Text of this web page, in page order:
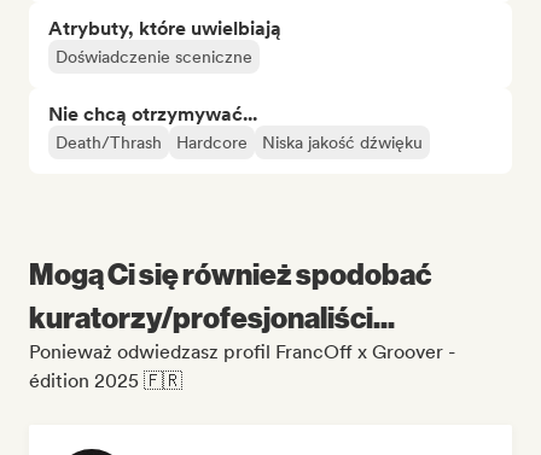
Atrybuty, które uwielbiają
Doświadczenie sceniczne
Nie chcą otrzymywać...
Death/Thrash Hardcore Niska jakość dźwięku
Mogą Ci się również spodobać
kuratorzy/profesjonaliści...
Ponieważ odwiedzasz profil FrancOff x Groover -
édition 2025 🇫🇷